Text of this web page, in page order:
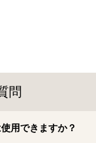
問
用できますか？